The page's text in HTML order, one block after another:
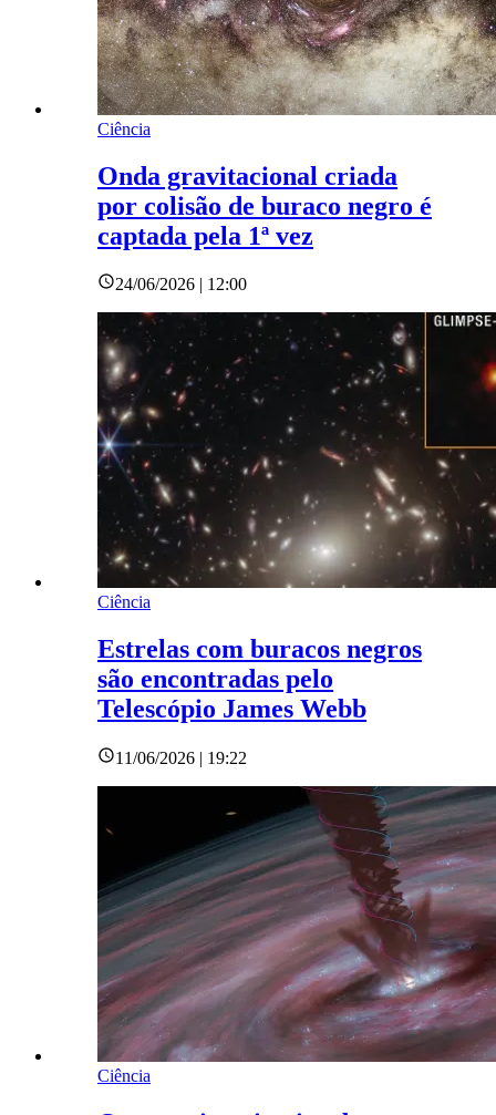
Ciência
Onda gravitacional criada
por colisão de buraco negro é
captada pela 1ª vez
24/06/2026 | 12:00
Ciência
Estrelas com buracos negros
são encontradas pelo
Telescópio James Webb
11/06/2026 | 19:22
Ciência